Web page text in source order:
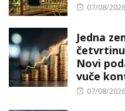
Posted
07/08/2026
Jedna
Novi
vuče
Posted
07/08/2026